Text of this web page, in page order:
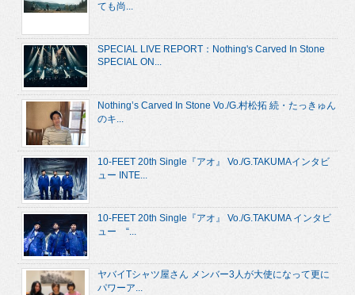
ても尚...
SPECIAL LIVE REPORT：Nothing's Carved In Stone
SPECIAL ON...
Nothing’s Carved In Stone Vo./G.村松拓 続・たっきゅん
のキ...
10-FEET 20th Single『アオ』 Vo./G.TAKUMAインタビ
ュー INTE...
10-FEET 20th Single『アオ』 Vo./G.TAKUMA インタビ
ュー “...
ヤバイTシャツ屋さん メンバー3人が大使になって更に
パワーア...